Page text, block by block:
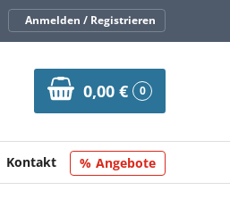
Anmelden / Registrieren
0,00 € 0
Kontakt Angebote